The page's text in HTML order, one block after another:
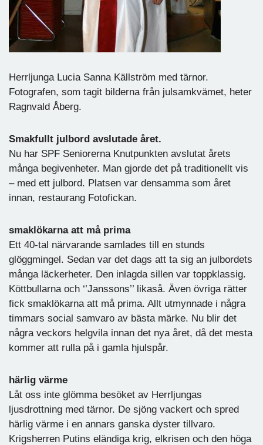
Herrljunga Lucia Sanna Källström med tärnor.
Fotografen, som tagit bilderna från julsamkvämet, heter
Ragnvald Åberg.
Smakfullt julbord avslutade året.
Nu har SPF Seniorerna Knutpunkten avslutat årets
många begivenheter. Man gjorde det på traditionellt vis
– med ett julbord. Platsen var densamma som året
innan, restaurang Fotofickan.
smaklökarna att må prima
Ett 40-tal närvarande samlades till en stunds
glöggmingel. Sedan var det dags att ta sig an julbordets
många läckerheter. Den inlagda sillen var toppklassig.
Köttbullarna och ‘’Janssons’’ likaså. Även övriga rätter
fick smaklökarna att må prima. Allt utmynnade i några
timmars social samvaro av bästa märke. Nu blir det
några veckors helgvila innan det nya året, då det mesta
kommer att rulla på i gamla hjulspår.
härlig värme
Låt oss inte glömma besöket av Herrljungas
ljusdrottning med tärnor. De sjöng vackert och spred
härlig värme i en annars ganska dyster tillvaro.
Krigsherren Putins eländiga krig, elkrisen och den höga